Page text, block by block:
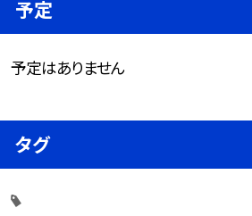
予定
予定はありません
タグ